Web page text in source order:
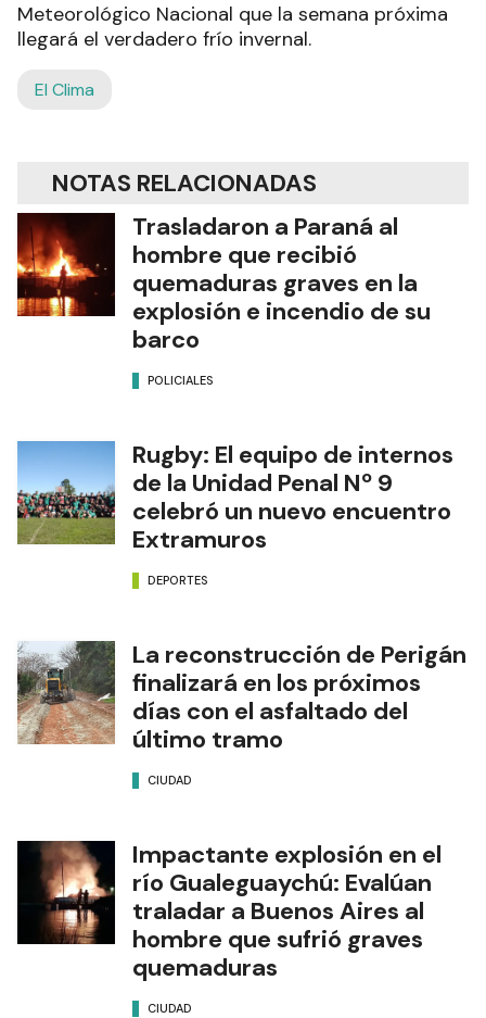
Meteorológico Nacional que la semana próxima
llegará el verdadero frío invernal.
El Clima
NOTAS RELACIONADAS
Trasladaron a Paraná al
hombre que recibió
quemaduras graves en la
explosión e incendio de su
barco
POLICIALES
Rugby: El equipo de internos
de la Unidad Penal Nº 9
celebró un nuevo encuentro
Extramuros
DEPORTES
La reconstrucción de Perigán
finalizará en los próximos
días con el asfaltado del
último tramo
CIUDAD
Impactante explosión en el
río Gualeguaychú: Evalúan
traladar a Buenos Aires al
hombre que sufrió graves
quemaduras
CIUDAD